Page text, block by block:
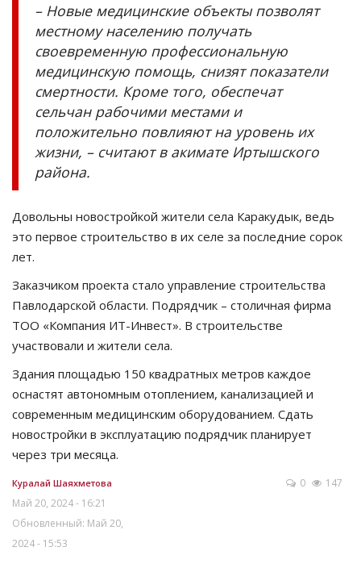
– Новые медицинские объекты позволят
местному населению получать
своевременную профессиональную
медицинскую помощь, снизят показатели
смертности. Кроме того, обеспечат
сельчан рабочими местами и
положительно повлияют на уровень их
жизни, – считают в акимате Иртышского
района.
Довольны новостройкой жители села Каракудык, ведь
это первое строительство в их селе за последние сорок
лет.
Заказчиком проекта стало управление строительства
Павлодарской области. Подрядчик – столичная фирма
ТОО «Компания ИТ-Инвест». В строительстве
участвовали и жители села.
Здания площадью 150 квадратных метров каждое
оснастят автономным отоплением, канализацией и
современным медицинским оборудованием. Сдать
новостройки в эксплуатацию подрядчик планирует
через три месяца.
Куралай Шаяхметова
Май 20, 2024 - 16:21
Обновленный: Май 20,
2024 - 15:53
0 147